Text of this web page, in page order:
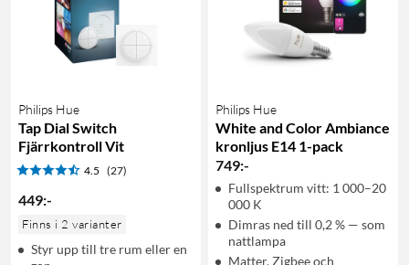
Philips Hue
Tap Dial Switch
Fjärrkontroll Vit
4.5 (27)
449:-
Finns i 2 varianter
Styr upp till tre rum eller en
Philips Hue
White and Color Ambiance
kronljus E14 1-pack
749:-
Fullspektrum vitt: 1 000–20
000 K
Dimras ned till 0,2 % — som
nattlampa
Matter, Zigbee och